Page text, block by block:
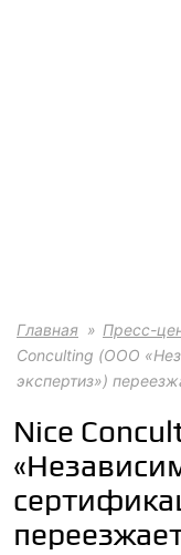
Главная Пресс-
Conculting (ООО
экспертиз»)
Nice